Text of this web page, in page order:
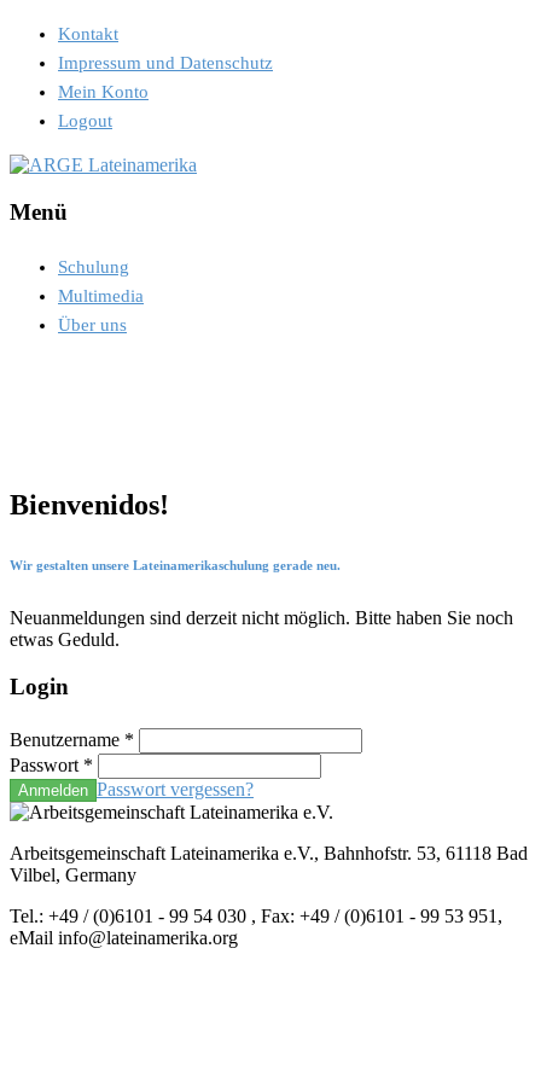
Kontakt
Impressum und Datenschutz
Mein Konto
Logout
Menü
Schulung
Multimedia
Über uns
Bienvenidos!
Wir gestalten unsere Lateinamerikaschulung gerade neu.
Neuanmeldungen sind derzeit nicht möglich. Bitte haben Sie noch
etwas Geduld.
Login
Benutzername *
Passwort *
Anmelden Passwort vergessen?
Arbeitsgemeinschaft Lateinamerika e.V., Bahnhofstr. 53, 61118 Bad
Vilbel, Germany
Tel.: +49 / (0)6101 - 99 54 030 , Fax: +49 / (0)6101 - 99 53 951,
eMail info@lateinamerika.org